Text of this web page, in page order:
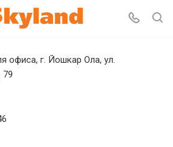
офиса, г. Йошкар Ола, ул.
79